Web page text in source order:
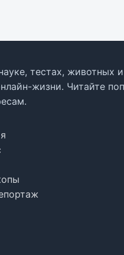
тестах, животных
жизни. Читайте